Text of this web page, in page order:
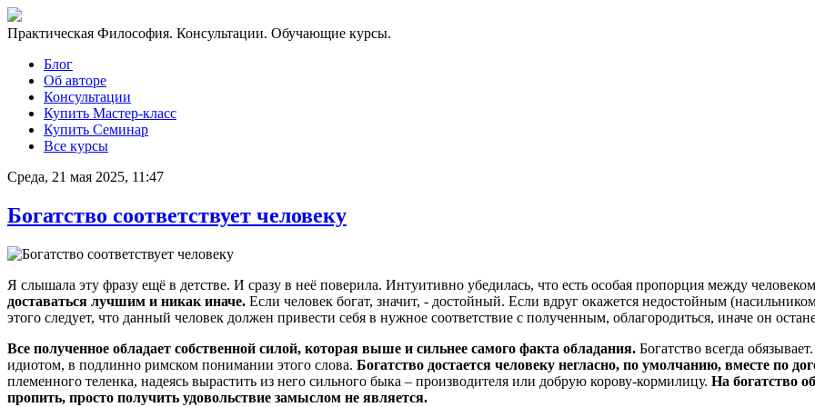
Практическая Философия. Консультации. Обучающие курсы.
Блог
Об авторе
Консультации
Купить Мастер-класс
Купить Семинар
Все курсы
Среда, 21 мая 2025, 11:47
Богатство соответствует человеку
Я слышала эту фразу ещё в детстве. И сразу в неё поверила. Интуитивно убедилась, что есть особая пропорция между
доставаться лучшим и никак иначе. Если человек богат, значит, - достойный. Если вдруг окажется недостойным
этого следует, что данный человек должен привести себя в нужное соответствие с полученным, облагородиться, иначе он
Все полученное обладает собственной силой, которая выше и сильнее самого факта обладания. Богатство всегда
идиотом, в подлинно римском понимании этого слова. Богатство достается человеку негласно, по умолчанию, вместе по
племенного теленка, надеясь вырастить из него сильного быка – производителя или добрую корову-кормилицу. На богатство
пропить, просто получить удовольствие замыслом не является.